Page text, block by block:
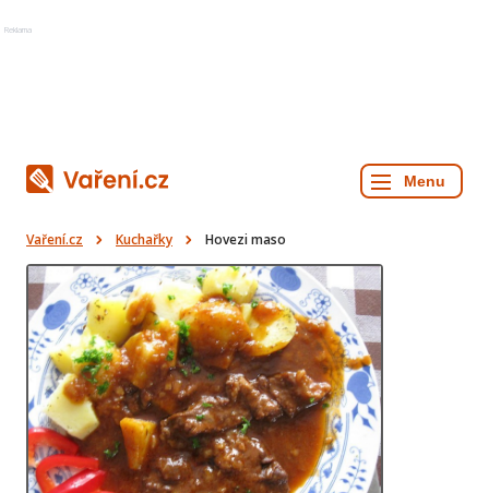
Reklama
Vaření.cz Kuchařky Hovezi maso